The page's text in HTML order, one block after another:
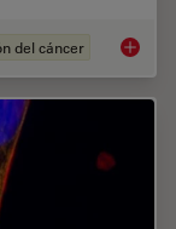
del cáncer